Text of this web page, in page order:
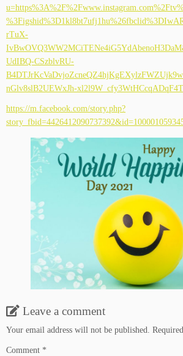
rTuX-
UdIBQ-CSzblvRU-
nGlv8slB2UEWxJh-
https://m.facebook.com/story.php?
Leave a comment
Your email address will not be published.
Comment *